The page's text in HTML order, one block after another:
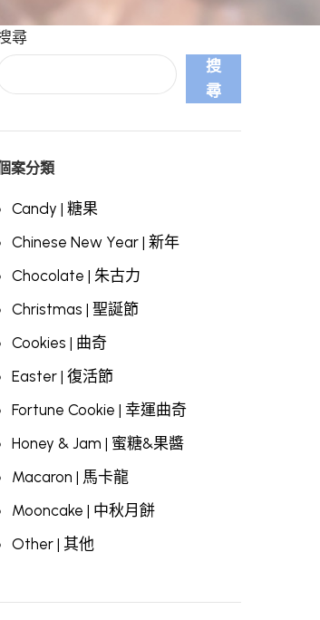
尋
搜
尋
案分類
Candy | 糖果
Chinese New Year | 新年
Chocolate | 朱古力
Christmas | 聖誕節
Cookies | 曲奇
Easter | 復活節
Fortune Cookie | 幸運曲奇
Honey & Jam | 蜜糖&果醬
Macaron | 馬卡龍
Mooncake | 中秋月餅
Other | 其他